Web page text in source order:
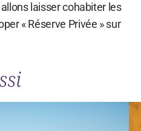
laisser cohabiter les
« Réserve Privée » sur